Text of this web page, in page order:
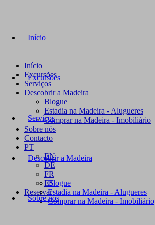
Início
Excursões
Serviços
Descobrir a Madeira
Blogue
Estadia na Madeira - Alugueres
Comprar na Madeira - Imobiliário
Sobre nós
Contacto
PT
EN
DE
FR
ES
Reservar
Início
Excursões
Serviços
Descobrir a Madeira
Blogue
Estadia na Madeira - Alugueres
Comprar na Madeira - Imobiliário
Sobre nós